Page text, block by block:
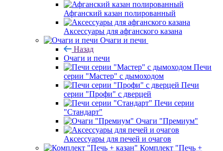
Афганский казан полированный
Аксессуары для афганского казана
Очаги и печи
Назад
Очаги и печи
Печи
серии "Мастер" с дымоходом
Печи
серии "Профи" с дверцей
Печи серии
"Стандарт"
Очаги "Премиум"
Аксессуары для печей и очагов
Комплект "Печь +